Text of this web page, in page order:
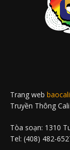
Trang web
Truyền Thông
Tòa soạn: 1310
Tel: (408) 482-